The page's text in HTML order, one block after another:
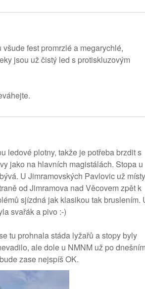
fest promrzlé a megarychlé,
jsou už čistý led s protiskluzovým
ledové plotny, takže je potřeba brzdit s
jako na hlavních magistálách. Stopa u
U Jimramovských Pavlovic už místy
od Jimramova nad Věcovem zpět k
sjízdná jak klasikou tak bruslením.
svařák a pivo :-)
tu prohnala stáda lyžařů a stopy byly
ale dole u NMNM už po
zase nejspíš OK.